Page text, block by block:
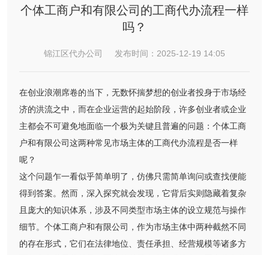
个体工商户和有限公司的工商代办流程一样
吗？
锦江区代办公司 发布时间：2025-12-19 14:05
在创业浪潮席卷的当下，无数怀揣梦想的创业者投身于市场经
济的洪流之中，而在企业运营的起始阶段，许多创业者或企业
主都会不可避免地面临一个极为关键且普遍的问题：个体工商
户和有限公司这两种常见市场主体的工商代办流程是否一样
呢？
这个问题乍一看似乎简单明了，仿佛只需简单询问或查找便能
得到答案。然而，深入探究就会发现，它背后实则隐藏着复杂
且庞大的知识体系，涉及不同类型市场主体的设立规范与操作
细节。个体工商户和有限公司，作为市场主体中两种截然不同
的存在形式，它们在法律地位、责任承担、经营规模等诸多方